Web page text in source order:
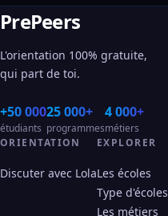
PrePeers
L'orientation 100% gratuite,
qui part de toi.
+50 000
étudiants
25 000+
programmes
4 000+
métiers
ORIENTATION
Discuter avec Lola
EXPLORER
Les écoles
Type d'écoles
Les métiers